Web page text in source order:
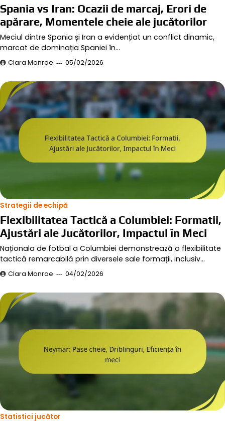
Spania vs Iran: Ocazii de marcaj, Erori de
apărare, Momentele cheie ale jucătorilor
Meciul dintre Spania și Iran a evidențiat un conflict dinamic,
marcat de dominația Spaniei în…
Clara Monroe 05/02/2026
Strategii de echipă
Flexibilitatea Tactică a Columbiei: Formatii,
Ajustări ale Jucătorilor, Impactul în Meci
Naționala de fotbal a Columbiei demonstrează o flexibilitate
tactică remarcabilă prin diversele sale formații, inclusiv…
Clara Monroe 04/02/2026
Statistici jucător